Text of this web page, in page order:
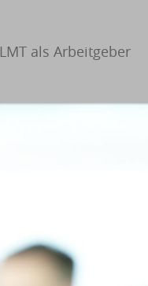
LMT als Arbeitgeber